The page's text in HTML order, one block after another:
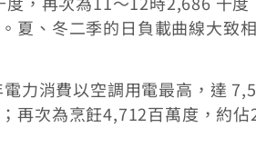
夏、冬二季的日負載曲線大致
力消費以空調用電最高，達
再次為烹飪4,712百萬度，約